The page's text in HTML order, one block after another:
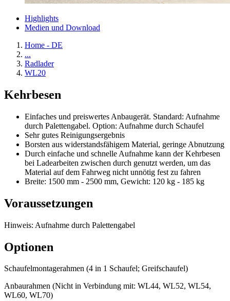
Highlights
Medien und Download
Home - DE
...
Radlader
WL20
Kehrbesen
Einfaches und preiswertes Anbaugerät. Standard: Aufnahme
durch Palettengabel. Option: Aufnahme durch Schaufel
Sehr gutes Reinigungsergebnis
Borsten aus widerstandsfähigem Material, geringe Abnutzung
Durch einfache und schnelle Aufnahme kann der Kehrbesen
bei Ladearbeiten zwischen durch genutzt werden, um das
Material auf dem Fahrweg nicht unnötig fest zu fahren
Breite: 1500 mm - 2500 mm, Gewicht: 120 kg - 185 kg
Voraussetzungen
Hinweis: Aufnahme durch Palettengabel
Optionen
Schaufelmontagerahmen (4 in 1 Schaufel; Greifschaufel)
Anbaurahmen (Nicht in Verbindung mit: WL44, WL52, WL54,
WL60, WL70)